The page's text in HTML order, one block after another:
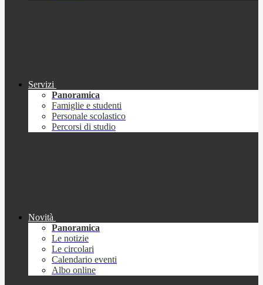
Servizi
Panoramica
Famiglie e studenti
Personale scolastico
Percorsi di studio
Novità
Panoramica
Le notizie
Le circolari
Calendario eventi
Albo online